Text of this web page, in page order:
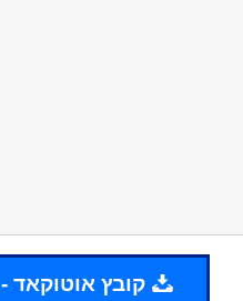
קובץ אוטוקאד - DWG - להורדה